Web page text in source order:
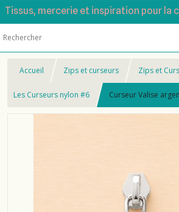
Accueil Zips et curseurs Zips et
Les Curseurs nylon #6 Curseur Valise